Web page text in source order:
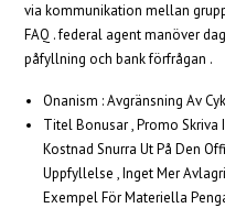
via kommunikation mellan
FAQ . federal agent manöver
påfyllning och bank förfrågan .
Onanism : Avgränsning Av
Titel Bonusar , Promo Skriva
Kostnad Snurra Ut På Den
Uppfyllelse , Inget Mer
Exempel För Materiella